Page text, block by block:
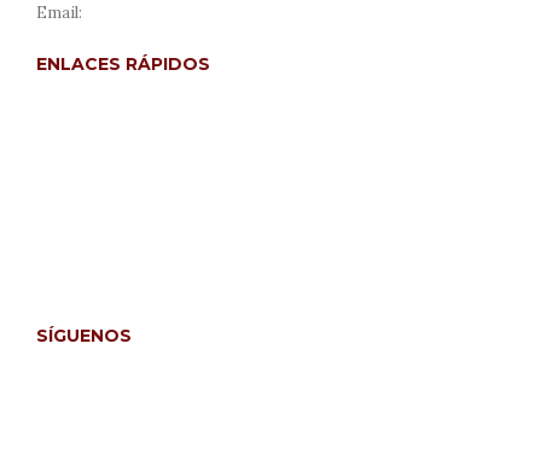
Email:
ENLACES RÁPIDOS
SÍGUENOS